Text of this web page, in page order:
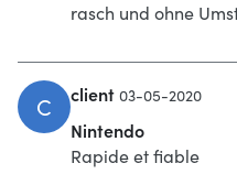
rasch und ohne
C client 03-05-2020
Nintendo
Rapide et fiable